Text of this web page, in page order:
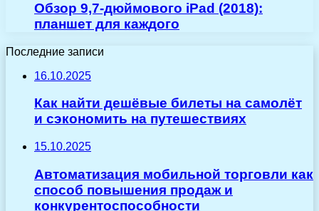
Обзор 9,7-дюймового iPad (2018):
планшет для каждого
Последние записи
16.10.2025
Как найти дешёвые билеты на самолёт
и сэкономить на путешествиях
15.10.2025
Автоматизация мобильной торговли как
способ повышения продаж и
конкурентоспособности